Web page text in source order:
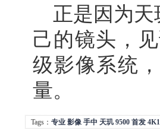
正是因为
己的镜头，
级影像系统
量。
Tags： 专业 影像 手中 天玑 9500 首发